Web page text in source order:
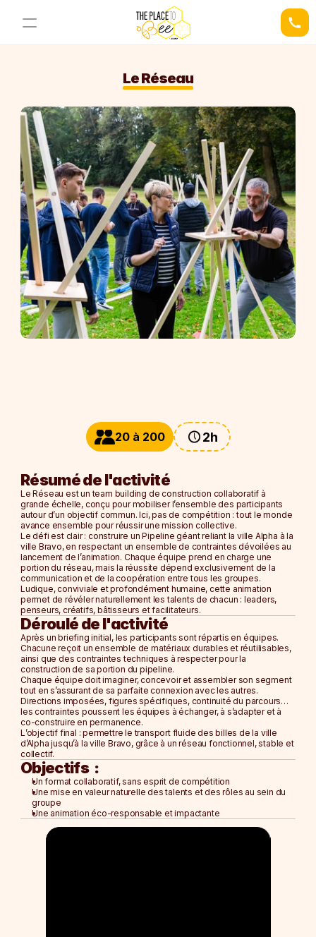
Nos Espaces
Nos Activités
La Ruche
L'Alcove
Le Nid
La Cellule Royale
Le Nectar Bar
Le Pavillon Royal
L'Espace Pollen
RESOURCES
Blog
Soirée d'entreprise
Afterwork
Journée d'étude
Team Building
03 21 34 78 44 Demander un devis
NOS ESPACES
La Ruche
L'Alcove
Le Nid
La Cellule Royale
Le Nectar Bar
L'Espace Pollen
NOS FORMULES
Soirée d'Entreprise
Afterwork
Team Building
Journée d'Étude
NOS FORMULES
Soirée d'Entreprise
Afterwork
Le Réseau
20 à 200 2h
Résumé de l'activité
Le Réseau est un team building de construction collaboratif à
grande échelle, conçu pour mobiliser l’ensemble des participants
autour d’un objectif commun. Ici, pas de compétition : tout le monde
avance ensemble pour réussir une mission collective.
Le défi est clair : construire un Pipeline géant reliant la ville Alpha à la
ville Bravo, en respectant un ensemble de contraintes dévoilées au
lancement de l’animation. Chaque équipe prend en charge une
communication et de la coopération entre tous les groupes.
Ludique, conviviale et profondément humaine, cette animation
permet de révéler naturellement les talents de chacun : leaders,
penseurs, créatifs, bâtisseurs et facilitateurs.
Déroulé de l'activité
Après un briefing initial, les participants sont répartis en équipes.
Chacune reçoit un ensemble de matériaux durables et réutilisables,
ainsi que des contraintes techniques à respecter pour la
construction de sa portion du pipeline.
Chaque équipe doit imaginer, concevoir et assembler son segment
tout en s’assurant de sa parfaite connexion avec les autres.
Directions imposées, figures spécifiques, continuité du parcours…
les contraintes poussent les équipes à échanger, à s’adapter et à
co-construire en permanence.
L’objectif final : permettre le transport fluide des billes de la ville
d’Alpha jusqu’à la ville Bravo, grâce à un réseau fonctionnel, stable et
collectif.
Objectifs  :
Un format collaboratif, sans esprit de compétition
Une mise en valeur naturelle des talents et des rôles au sein du
groupe
Une animation éco-responsable et impactante